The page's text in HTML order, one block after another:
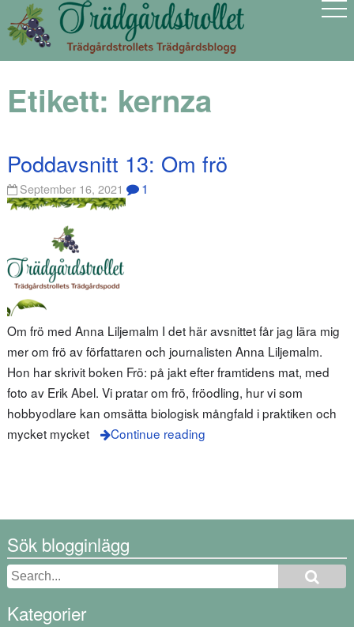
Etikett: kernza
Poddavsnitt 13: Om frö
September 16, 2021 1
Om frö med Anna Liljemalm I det här avsnittet får jag lära mig
mer om frö av författaren och journalisten Anna Liljemalm.
Hon har skrivit boken Frö: på jakt efter framtidens mat, med
foto av Erik Abel. Vi pratar om frö, fröodling, hur vi som
hobbyodlare kan omsätta biologisk mångfald i praktiken och
mycket mycket
Continue reading
Sök blogginlägg
Kategorier